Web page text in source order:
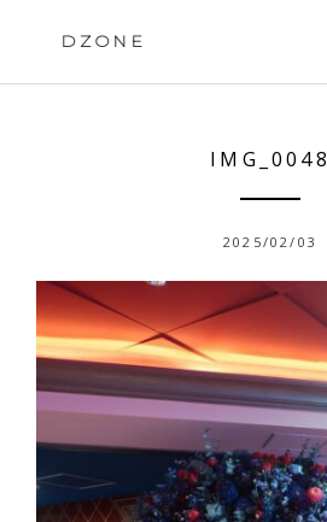
DZONE
IMG_0048
2025/02/03